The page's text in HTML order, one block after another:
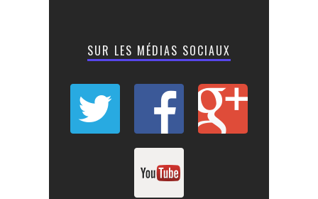
SUR LES MÉDIAS SOCIAUX